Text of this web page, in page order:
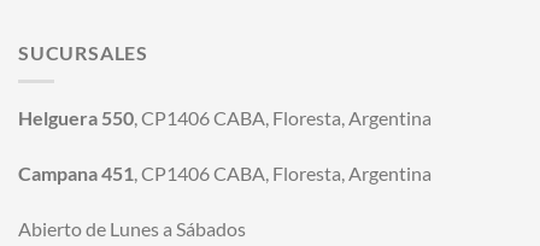
SUCURSALES
Helguera 550, CP1406 CABA, Floresta, Argentina
Campana 451, CP1406 CABA, Floresta, Argentina
Abierto de Lunes a Sábados